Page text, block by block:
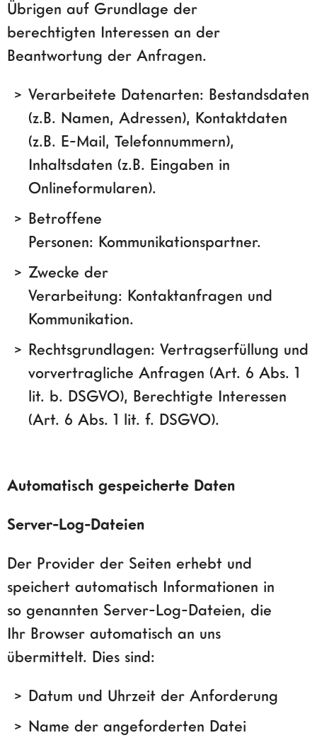
Übrigen auf Grundlage der
berechtigten Interessen an der
Beantwortung der Anfragen.
Verarbeitete Datenarten: Bestandsdaten
(z.B. Namen, Adressen), Kontaktdaten
(z.B. E-Mail, Telefonnummern),
Inhaltsdaten (z.B. Eingaben in
Onlineformularen).
Betroffene
Personen: Kommunikationspartner.
Zwecke der
Verarbeitung: Kontaktanfragen und
Kommunikation.
Rechtsgrundlagen: Vertragserfüllung und
vorvertragliche Anfragen (Art. 6 Abs. 1
lit. b. DSGVO), Berechtigte Interessen
(Art. 6 Abs. 1 lit. f. DSGVO).
Automatisch gespeicherte Daten
Server-Log-Dateien
Der Provider der Seiten erhebt und
speichert automatisch Informationen in
so genannten Server-Log-Dateien, die
Ihr Browser automatisch an uns
übermittelt. Dies sind:
Datum und Uhrzeit der Anforderung
Name der angeforderten Datei